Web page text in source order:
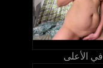
في الأعلى